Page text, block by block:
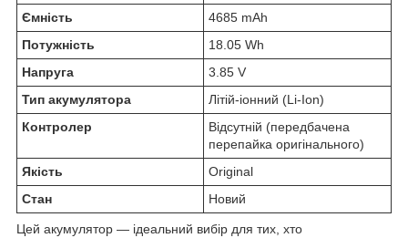
Ємність
4685 mAh
Потужність
18.05 Wh
Напруга
3.85 V
Тип акумулятора
Літій-іонний (Li-Ion)
Контролер
Відсутній (передбачена
перепайка оригінального)
Якість
Original
Стан
Новий
Цей акумулятор — ідеальний вибір для тих, хто